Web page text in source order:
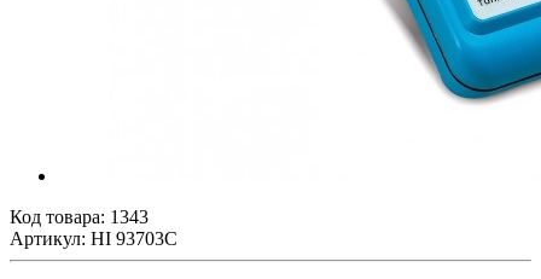
Код товара: 1343
Артикул: HI 93703С